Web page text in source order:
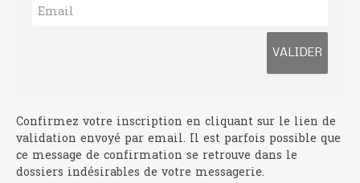
Confirmez votre inscription en cliquant sur le lien de
validation envoyé par email. Il est parfois possible que
ce message de confirmation se retrouve dans le
dossiers indésirables de votre messagerie.